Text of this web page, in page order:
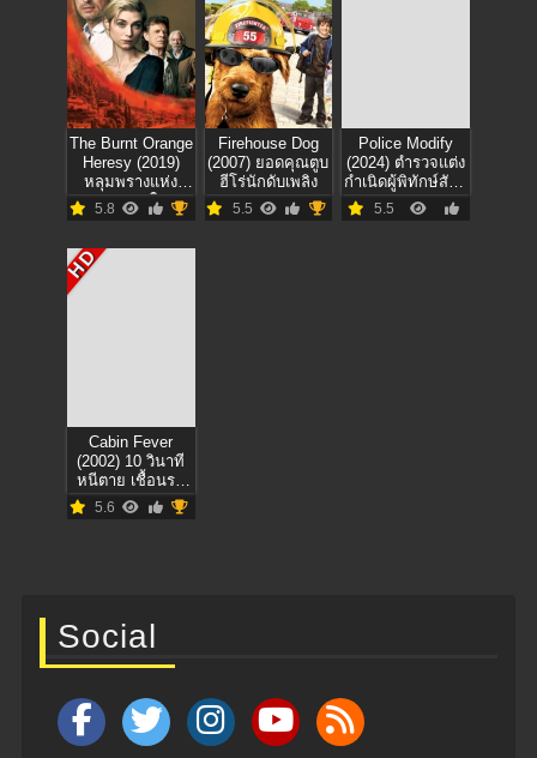
The Burnt Orange
Heresy (2019)
หลุมพรางแห่ง
ความหลงใหล
5.8
Firehouse Dog
(2007) ยอดคุณตูบ
ฮีโร่นักดับเพลิง
5.5
Police Modify
(2024) ตำรวจแต่ง
กำเนิดผู้พิทักษ์สันติ
หลุด
5.5
HD
Cabin Fever
(2002) 10 วินาที
หนีตาย เชื้อนรก
ภาค 1
5.6
Social